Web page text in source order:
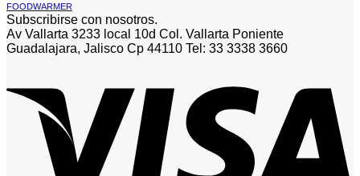
FOODWARMER
Subscribirse con nosotros.
Av Vallarta 3233 local 10d Col. Vallarta Poniente
Guadalajara, Jalisco Cp 44110 Tel: 33 3338 3660